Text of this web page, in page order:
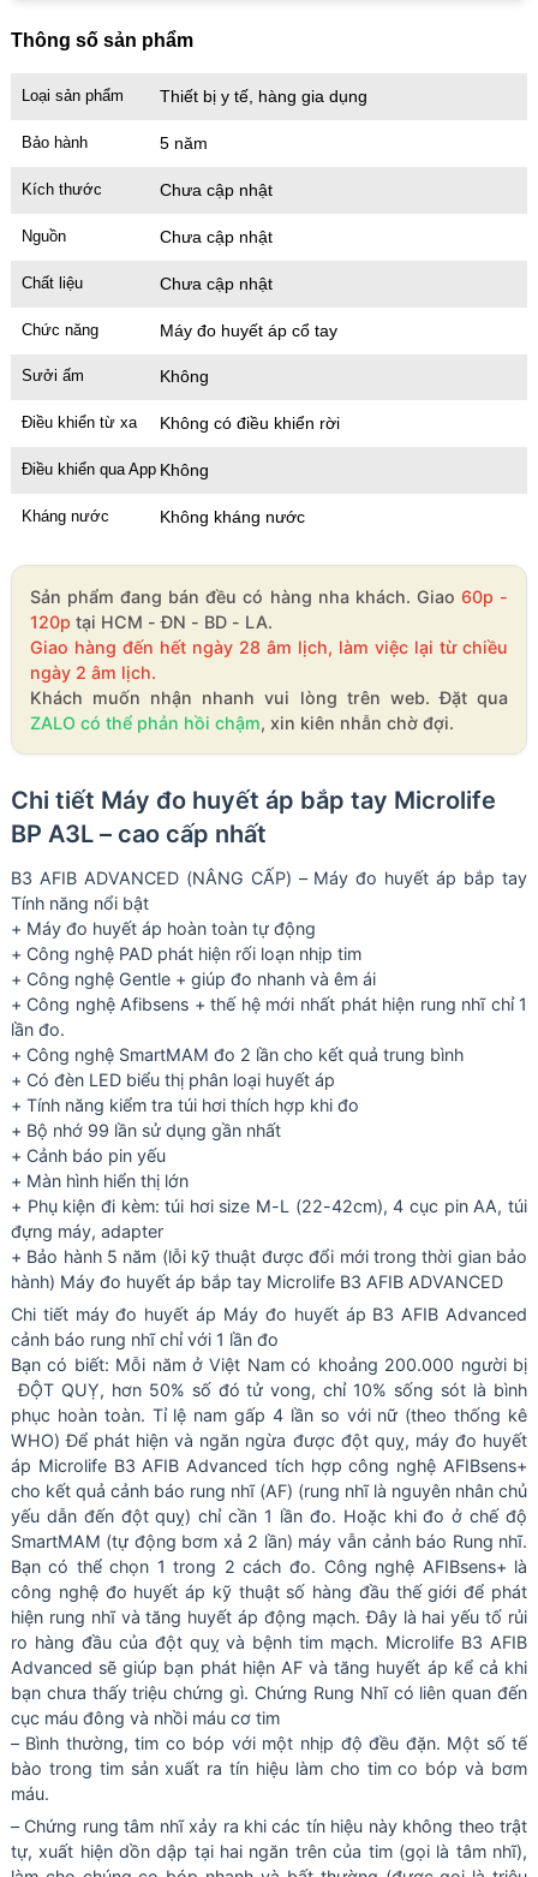
Thông số sản phẩm
Loại sản phẩm Thiết bị y tế, hàng gia dụng
Bảo hành 5 năm
Kích thước Chưa cập nhật
Nguồn Chưa cập nhật
Chất liệu Chưa cập nhật
Chức năng Máy đo huyết áp cổ tay
Sưởi ấm Không
Điều khiển từ xa Không có điều khiển rời
Điều khiển qua App Không
Kháng nước Không kháng nước
Sản phẩm đang bán đều có hàng nha khách. Giao 60p -
120p tại HCM - ĐN - BD - LA.
Giao hàng đến hết ngày 28 âm lịch, làm việc lại từ chiều
ngày 2 âm lịch.
Khách muốn nhận nhanh vui lòng trên web. Đặt qua
ZALO có thể phản hồi chậm, xin kiên nhẫn chờ đợi.
Chi tiết Máy đo huyết áp bắp tay Microlife
BP A3L – cao cấp nhất
B3 AFIB ADVANCED (NÂNG CẤP) – Máy đo huyết áp bắp tay
Tính năng nổi bật
+ Máy đo huyết áp hoàn toàn tự động
+ Công nghệ PAD phát hiện rối loạn nhịp tim
+ Công nghệ Gentle + giúp đo nhanh và êm ái
+ Công nghệ Afibsens + thế hệ mới nhất phát hiện rung nhĩ chỉ 1
lần đo.
+ Công nghệ SmartMAM đo 2 lần cho kết quả trung bình
+ Có đèn LED biểu thị phân loại huyết áp
+ Tính năng kiểm tra túi hơi thích hợp khi đo
+ Bộ nhớ 99 lần sử dụng gần nhất
+ Cảnh báo pin yếu
+ Màn hình hiển thị lớn
+ Phụ kiện đi kèm: túi hơi size M-L (22-42cm), 4 cục pin AA, túi
đựng máy, adapter
+ Bảo hành 5 năm (lỗi kỹ thuật được đổi mới trong thời gian bảo
hành) Máy đo huyết áp bắp tay Microlife B3 AFIB ADVANCED
Chi tiết máy đo huyết áp Máy đo huyết áp B3 AFIB Advanced
cảnh báo rung nhĩ chỉ với 1 lần đo
Bạn có biết: Mỗi năm ở Việt Nam có khoảng 200.000 người bị
ĐỘT QUỴ, hơn 50% số đó tử vong, chỉ 10% sống sót là bình
phục hoàn toàn. Tỉ lệ nam gấp 4 lần so với nữ (theo thống kê
WHO) Để phát hiện và ngăn ngừa được đột quỵ, máy đo huyết
áp Microlife B3 AFIB Advanced tích hợp công nghệ AFIBsens+
cho kết quả cảnh báo rung nhĩ (AF) (rung nhĩ là nguyên nhân chủ
yếu dẫn đến đột quỵ) chỉ cần 1 lần đo. Hoặc khi đo ở chế độ
SmartMAM (tự động bơm xả 2 lần) máy vẫn cảnh báo Rung nhĩ.
Bạn có thể chọn 1 trong 2 cách đo. Công nghệ AFIBsens+ là
công nghệ đo huyết áp kỹ thuật số hàng đầu thế giới để phát
hiện rung nhĩ và tăng huyết áp động mạch. Đây là hai yếu tố rủi
ro hàng đầu của đột quỵ và bệnh tim mạch. Microlife B3 AFIB
Advanced sẽ giúp bạn phát hiện AF và tăng huyết áp kể cả khi
bạn chưa thấy triệu chứng gì. Chứng Rung Nhĩ có liên quan đến
cục máu đông và nhồi máu cơ tim
– Bình thường, tim co bóp với một nhịp độ đều đặn. Một số tế
bào trong tim sản xuất ra tín hiệu làm cho tim co bóp và bơm
máu.
– Chứng rung tâm nhĩ xảy ra khi các tín hiệu này không theo trật
tự, xuất hiện dồn dập tại hai ngăn trên của tim (gọi là tâm nhĩ),